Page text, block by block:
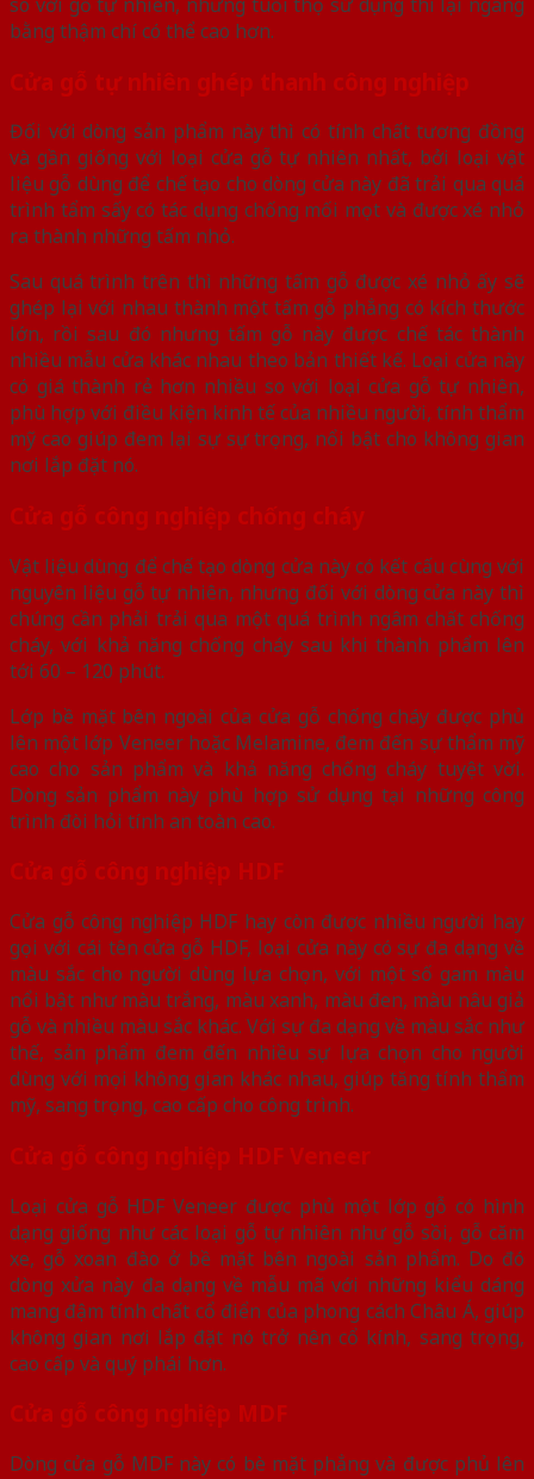
bằng thậm chí có thể cao hơn.
Cửa gỗ tự nhiên ghép thanh công nghiệp
Đối với dòng sản phẩm này thì có tính chất tương đồng
và gần giống với loại cửa gỗ tự nhiên nhất, bởi loại vật
liệu gỗ dùng để chế tạo cho dòng cửa này đã trải qua quá
trình tẩm sấy có tác dụng chống mối mọt và được xé nhỏ
ra thành những tấm nhỏ.
Sau quá trình trên thì những tấm gỗ được xé nhỏ ấy sẽ
ghép lại với nhau thành một tấm gỗ phẳng có kích thước
lớn, rồi sau đó nhưng tấm gỗ này được chế tác thành
nhiều mẫu cửa khác nhau theo bản thiết kế. Loại cửa này
có giá thành rẻ hơn nhiều so với loại cửa gỗ tự nhiên,
phù hợp với điều kiện kinh tế của nhiều người, tính thẩm
mỹ cao giúp đem lại sự sự trọng, nổi bật cho không gian
nơi lắp đặt nó.
Cửa gỗ công nghiệp chống cháy
Vật liệu dùng để chế tạo dòng cửa này có kết cấu cùng với
nguyên liệu gỗ tự nhiên, nhưng đối với dòng cửa này thì
chúng cần phải trải qua một quá trình ngâm chất chống
cháy, với khả năng chống cháy sau khi thành phẩm lên
tới 60 – 120 phút.
Lớp bề mặt bên ngoài của cửa gỗ chống cháy được phủ
lên một lớp Veneer hoặc Melamine, đem đến sự thẩm mỹ
cao cho sản phẩm và khả năng chống cháy tuyệt vời.
Dòng sản phẩm này phù hợp sử dụng tại những công
trình đòi hỏi tính an toàn cao.
Cửa gỗ công nghiệp HDF
Cửa gỗ công nghiệp HDF hay còn được nhiều người hay
gọi với cái tên cửa gỗ HDF, loại cửa này có sự đa dạng về
màu sắc cho người dùng lựa chọn, với một số gam màu
nổi bật như màu trắng, màu xanh, màu đen, màu nâu giả
gỗ và nhiều màu sắc khác. Với sự đa dạng về màu sắc như
thế, sản phẩm đem đến nhiều sự lựa chọn cho người
dùng với mọi không gian khác nhau, giúp tăng tính thẩm
mỹ, sang trọng, cao cấp cho công trình.
Cửa gỗ công nghiệp HDF Veneer
Loại cửa gỗ HDF Veneer được phủ một lớp gỗ có hình
dạng giống như các loại gỗ tự nhiên như gỗ sồi, gỗ căm
xe, gỗ xoan đào ở bề mặt bên ngoài sản phẩm. Do đó
dòng xửa này đa dạng về mẫu mã với những kiểu dáng
mang đậm tính chất cổ điển của phong cách Châu Á, giúp
không gian nơi lắp đặt nó trở nên cổ kính, sang trọng,
cao cấp và quý phái hơn.
Cửa gỗ công nghiệp MDF
Dòng cửa gỗ MDF này có bè mặt phẳng và được phủ lên